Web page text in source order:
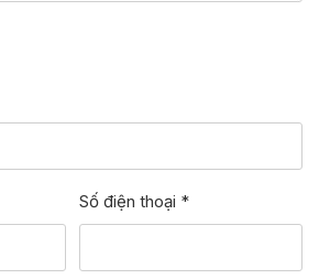
Số điện thoại *